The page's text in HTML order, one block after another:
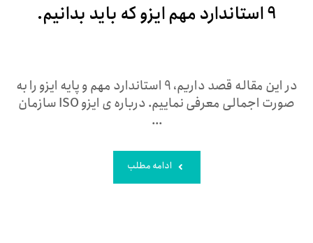
9 استاندارد مهم ایزو که باید بدانیم.
در این مقاله قصد داریم، 9 استاندارد مهم و پایه ایزو را به
صورت اجمالی معرفی نماییم. درباره ی ایزو ISO سازمان
...
ادامه مطلب